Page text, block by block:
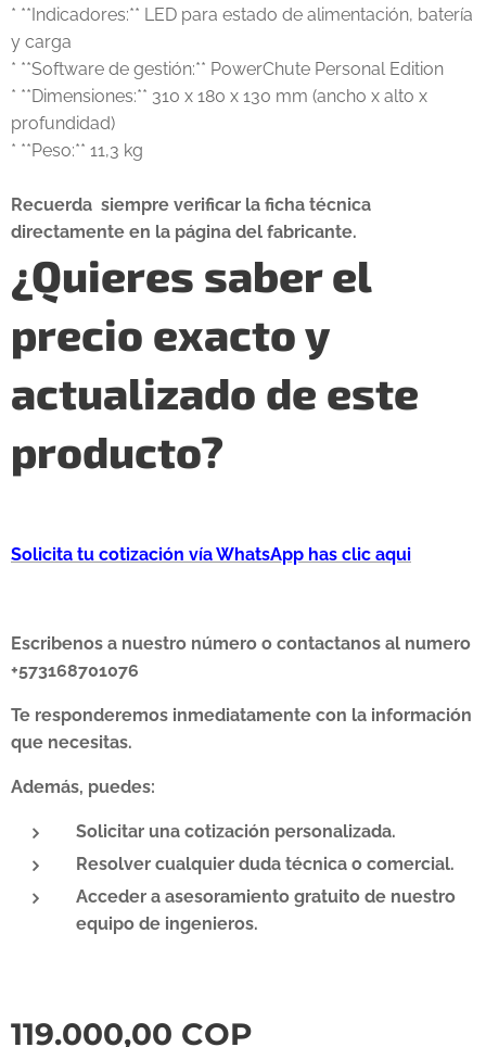
* **Indicadores:** LED para estado de alimentación, batería
y carga
* **Software de gestión:** PowerChute Personal Edition
* **Dimensiones:** 310 x 180 x 130 mm (ancho x alto x
profundidad)
* **Peso:** 11,3 kg
Recuerda siempre verificar la ficha técnica
directamente en la página del fabricante.
¿Quieres saber el
precio exacto y
actualizado de este
producto?
Solicita tu cotización vía WhatsApp has clic aqui
Escribenos a nuestro número o contactanos al numero
+573168701076
Te responderemos inmediatamente con la información
que necesitas.
Además, puedes:
Solicitar una cotización personalizada.
Resolver cualquier duda técnica o comercial.
Acceder a asesoramiento gratuito de nuestro
equipo de ingenieros.
119.000,00 COP